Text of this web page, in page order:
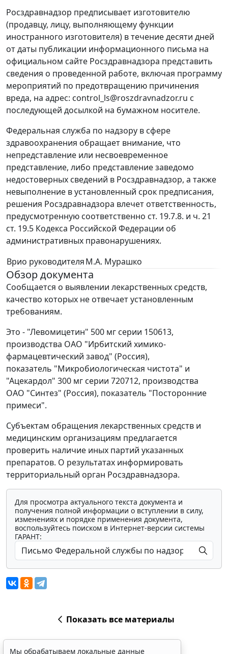
Росздравнадзор предписывает изготовителю
(продавцу, лицу, выполняющему функции
иностранного изготовителя) в течение десяти дней
от даты публикации информационного письма на
официальном сайте Росздравнадзора представить
сведения о проведенной работе, включая программу
мероприятий по предотвращению причинения
вреда, на адрес: control_ls@roszdravnadzor.ru с
последующей досылкой на бумажном носителе.
Федеральная служба по надзору в сфере
здравоохранения обращает внимание, что
непредставление или несвоевременное
представление, либо представление заведомо
недостоверных сведений в Росздравнадзор, а также
невыполнение в установленный срок предписания,
решения Росздравнадзора влечет ответственность,
предусмотренную соответственно ст. 19.7.8. и ч. 21
ст. 19.5 Кодекса Российской Федерации об
административных правонарушениях.
Врио руководителяМ.А. Мурашко
Обзор документа
Сообщается о выявлении лекарственных средств,
качество которых не отвечает установленным
требованиям.
Это - "Левомицетин" 500 мг серии 150613,
производства ОАО "Ирбитский химико-
фармацевтический завод" (Россия),
показатель "Микробиологическая чистота" и
"Ацекардол" 300 мг серии 720712, производства
ОАО "Синтез" (Россия), показатель "Посторонние
примеси".
Субъектам обращения лекарственных средств и
медицинским организациям предлагается
проверить наличие иных партий указанных
препаратов. О результатах информировать
территориальный орган Росздравнадзора.
Для просмотра актуального текста документа и
получения полной информации о вступлении в силу,
изменениях и порядке применения документа,
воспользуйтесь поиском в Интернет-версии системы
ГАРАНТ:
Показать все материалы
Мы обрабатываем локальные данные